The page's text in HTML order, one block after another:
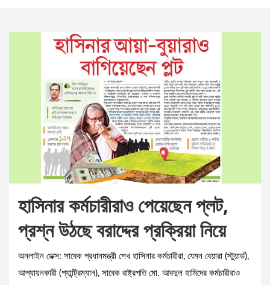
হাসিনার কর্মচারীরাও পেয়েছেন প্লট,
প্রশ্ন উঠছে বরাদ্দের প্রক্রিয়া নিয়ে
অনলাইন ডেক্স: সাবেক প্রধানমন্ত্রী শেখ হাসিনার কর্মচারীরা, যেমন বেয়ারা (স্টুয়ার্ড),
আপ্যায়নকারী (প্যান্ট্রিম্যান), সাবেক রাষ্ট্রপতি মো. আবদুল হামিদের কর্মচারীরাও